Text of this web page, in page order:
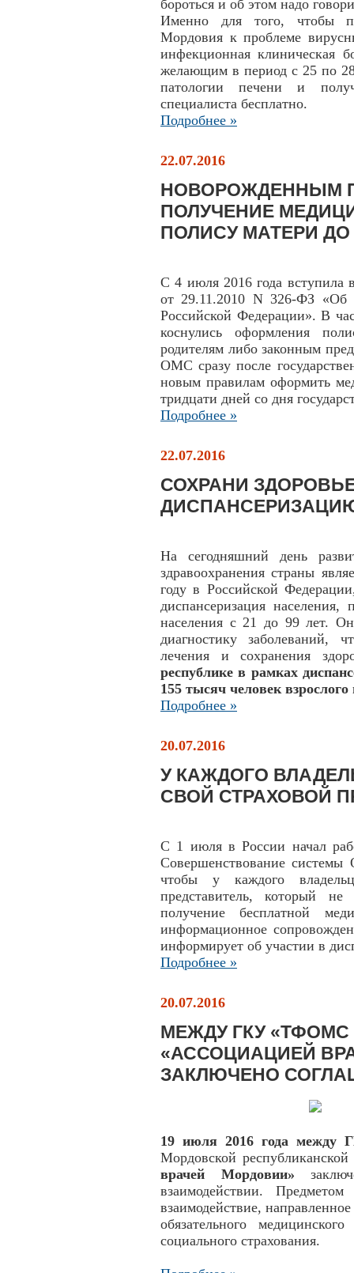
бороться и об этом надо
Именно для того, чтобы
Мордовия к проблеме
инфекционная клиническая
желающим в период с 25 по
патологии печени и
специалиста бесплатно.
Подробнее »
22.07.2016
НОВОРОЖДЕННЫМ
ПОЛУЧЕНИЕ
ПОЛИСУ МАТЕРИ ДО
С 4 июля 2016 года вступила
от 29.11.2010 N 326-ФЗ «Об
Российской Федерации». В
коснулись оформления
родителям либо законным
ОМС сразу после
новым правилам оформить
тридцати дней со дня
Подробнее »
22.07.2016
СОХРАНИ
На сегодняшний день
здравоохранения страны
году в Российской
диспансеризация
населения с 21 до 99 лет.
диагностику заболеваний,
лечения и сохранения
республике в рамках
155 тысяч человек
Подробнее »
20.07.2016
У КАЖДОГО
СВОЙ СТРАХОВОЙ
С 1 июля в России начал
Совершенствование
чтобы у каждого
представитель, который
получение бесплатной
информационное
информирует об участии в
Подробнее »
20.07.2016
МЕЖДУ ГКУ
«АССОЦИАЦИЕЙ
ЗАКЛЮЧЕНО
19 июля 2016 года между
Мордовской
врачей Мордовии»
взаимодействии.
взаимодействие,
обязательного
социального страхования.